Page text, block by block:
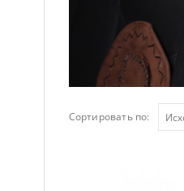
Сортировать по: